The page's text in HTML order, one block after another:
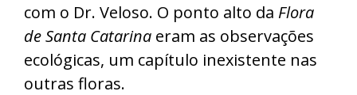
com o Dr. Veloso. O ponto alto da Flora
de Santa Catarina eram as observações
ecológicas, um capítulo inexistente nas
outras floras.